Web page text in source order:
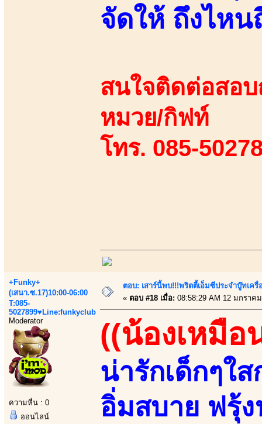
จัดให้ ถึงไห
สนใจติดต่อสอบ
หมวย/กิฟท์
โทร. 085-
+Funky+
(เสนา.ซ.17)10:00-06:00
T:085-
5027899♥Line:funkyclub
Moderator
ความหื่น : 0
ออนไลน์
ตอบ: เสาร์นี้พบ!!!พริตตี้เอ็มซีประจำบู๊ทเค
« ตอบ #18 เมื่อ: 08:58:29 AM 12 มกราค
((น้องเหมือ
น่ารักเด็กๆใ
อิ่มสบาย ฟรุ้